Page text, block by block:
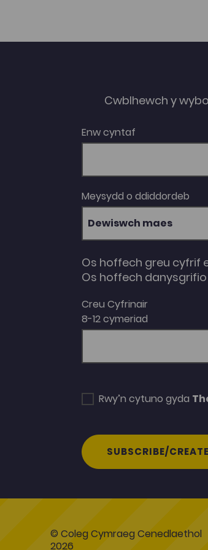
Cwblhewch y
Enw cyntaf
Meysydd o ddiddordeb
Dewiswch maes
Os hoffech greu cyfrif
Os hoffech
Creu Cyfrinair
8-12 cymeriad
Rwy’n cytuno gyda
SUBSCRIBE/
© Coleg Cymraeg Cenedlaethol
2026